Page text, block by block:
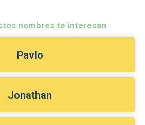
nombres te interesan
Pavlo
Jonathan